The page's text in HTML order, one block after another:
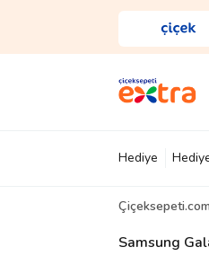
Hediye
Diğer
Çiçeksepeti.com
Samsung